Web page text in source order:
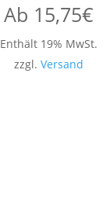
Ab 15,75€
Enthält 19% MwSt.
zzgl. Versand